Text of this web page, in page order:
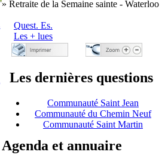
» Retraite de la Semaine sainte - Waterloo
Quest. Es.
Les + lues
Les dernières questions
Communauté Saint Jean
Communauté du Chemin Neuf
Communauté Saint Martin
Agenda et annuaire